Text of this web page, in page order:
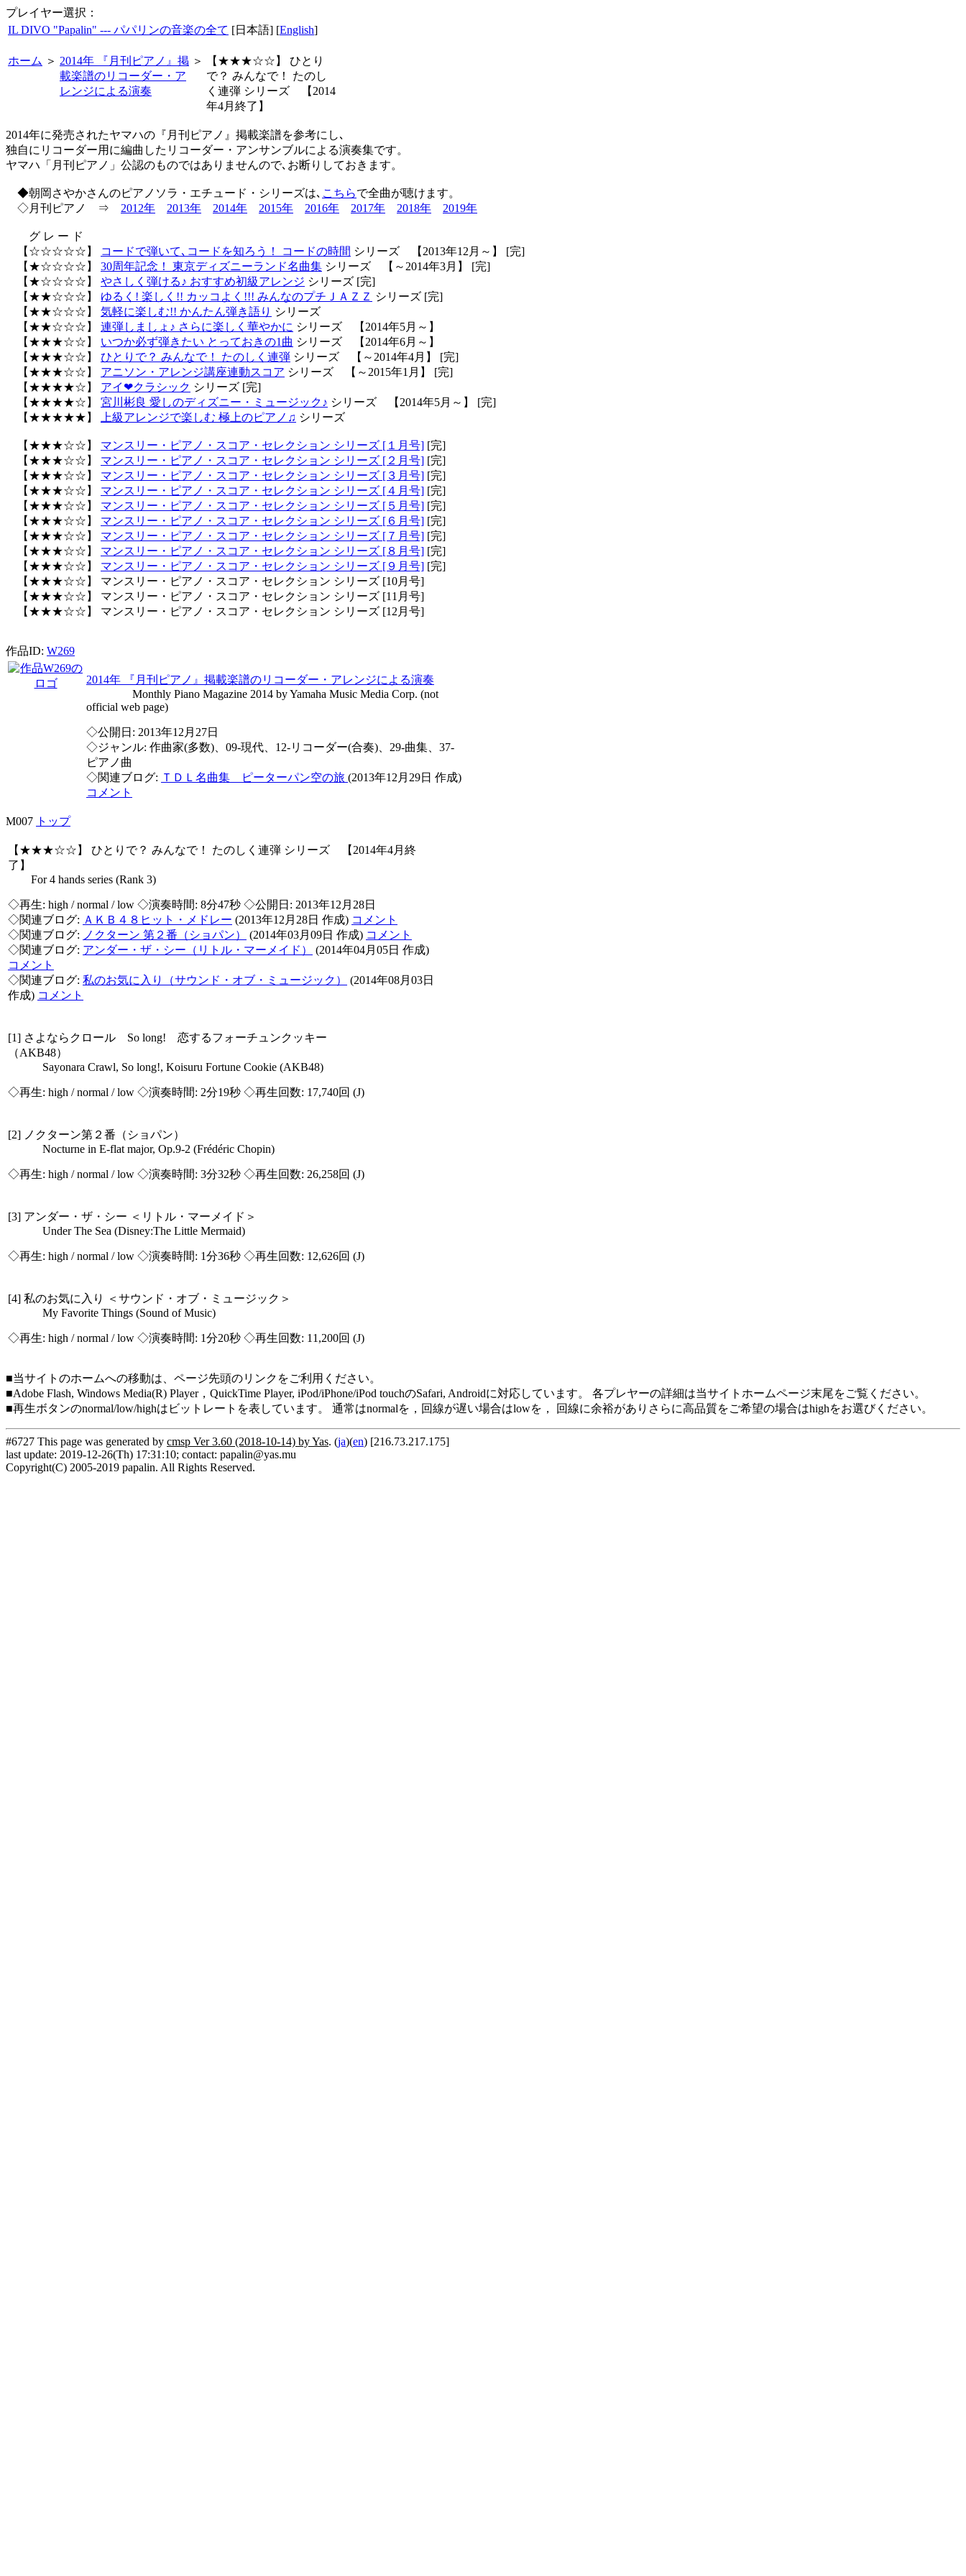
プレイヤー選択：
IL DIVO "Papalin" --- パパリンの音楽の全て [日本語] [English]
ホーム ＞ 2014年 『月刊ピアノ』掲
載楽譜のリコーダー・ア
レンジによる演奏
＞
【★★★☆☆】 ひとり
で？ みんなで！ たのし
く連弾 シリーズ 【2014
年4月終了】
2014年に発売されたヤマハの『月刊ピアノ』掲載楽譜を参考にし､
独自にリコーダー用に編曲したリコーダー・アンサンブルによる演奏集です。
ヤマハ「月刊ピアノ」公認のものではありませんので､お断りしておきます。
◆朝岡さやかさんのピアノソラ・エチュード・シリーズは､ こちらで全曲が聴けます。
◇月刊ピアノ ⇒ 2012年 2013年 2014年 2015年 2016年 2017年 2018年 2019年
グ レ ー ド
【☆☆☆☆☆】
コードで弾いて､コードを知ろう！ コードの時間 シリーズ 【2013年12月～】 [完]
【★☆☆☆☆】 30周年記念！ 東京ディズニーランド名曲集 シリーズ 【～2014年3月】 [完]
【★☆☆☆☆】 やさしく弾ける♪ おすすめ初級アレンジ シリーズ [完]
【★★☆☆☆】 ゆるく! 楽しく!! カッコよく!!! みんなのプチＪＡＺＺ シリーズ [完]
【★★☆☆☆】 気軽に楽しむ!! かんたん弾き語り シリーズ
【★★☆☆☆】 連弾しましょ♪ さらに楽しく華やかに シリーズ 【2014年5月～】
【★★★☆☆】 いつか必ず弾きたい とっておきの1曲 シリーズ 【2014年6月～】
【★★★☆☆】 ひとりで？ みんなで！ たのしく連弾 シリーズ 【～2014年4月】 [完]
【★★★☆☆】 アニソン・アレンジ講座連動スコア シリーズ 【～2015年1月】 [完]
【★★★★☆】 アイ❤クラシック シリーズ [完]
【★★★★☆】 宮川彬良 愛しのディズニー・ミュージック♪ シリーズ 【2014年5月～】 [完]
【★★★★★】
上級アレンジで楽しむ 極上のピアノ♫ シリーズ
【★★★☆☆】 マンスリー・ピアノ・スコア・セレクション シリーズ [１月号] [完]
【★★★☆☆】 マンスリー・ピアノ・スコア・セレクション シリーズ [２月号] [完]
【★★★☆☆】 マンスリー・ピアノ・スコア・セレクション シリーズ [３月号] [完]
【★★★☆☆】 マンスリー・ピアノ・スコア・セレクション シリーズ [４月号] [完]
【★★★☆☆】 マンスリー・ピアノ・スコア・セレクション シリーズ [５月号] [完]
【★★★☆☆】 マンスリー・ピアノ・スコア・セレクション シリーズ [６月号] [完]
【★★★☆☆】 マンスリー・ピアノ・スコア・セレクション シリーズ [７月号] [完]
【★★★☆☆】 マンスリー・ピアノ・スコア・セレクション シリーズ [８月号] [完]
【★★★☆☆】 マンスリー・ピアノ・スコア・セレクション シリーズ [９月号] [完]
【★★★☆☆】 マンスリー・ピアノ・スコア・セレクション シリーズ [10月号]
【★★★☆☆】 マンスリー・ピアノ・スコア・セレクション シリーズ [11月号]
【★★★☆☆】 マンスリー・ピアノ・スコア・セレクション シリーズ [12月号]
作品ID: W269
2014年 『月刊ピアノ』掲載楽譜のリコーダー・アレンジによる演奏
Monthly Piano Magazine 2014 by Yamaha Music Media Corp. (not
official web page)
◇公開日: 2013年12月27日
◇ジャンル: 作曲家(多数)、09-現代、12-リコーダー(合奏)、29-曲集、37-
ピアノ曲
◇関連ブログ: ＴＤＬ名曲集 ピーターパン空の旅 (2013年12月29日 作成)
コメント
M007 トップ
【★★★☆☆】 ひとりで？ みんなで！ たのしく連弾 シリーズ 【2014年4月終
了】
For 4 hands series (Rank 3)
◇再生: high / normal / low ◇演奏時間: 8分47秒 ◇公開日: 2013年12月28日
◇関連ブログ: ＡＫＢ４８ヒット・メドレー (2013年12月28日 作成) コメント
◇関連ブログ: ノクターン 第２番（ショパン） (2014年03月09日 作成) コメント
◇関連ブログ: アンダー・ザ・シー（リトル・マーメイド）
(2014年04月05日 作成)
コメント
◇関連ブログ: 私のお気に入り（サウンド・オブ・ミュージック）
(2014年08月03日
作成) コメント
[1] さよならクロール So long! 恋するフォーチュンクッキー
（AKB48）
Sayonara Crawl, So long!, Koisuru Fortune Cookie (AKB48)
◇再生: high / normal / low ◇演奏時間: 2分19秒 ◇再生回数: 17,740回 (J)
[2] ノクターン第２番（ショパン）
Nocturne in E-flat major, Op.9-2 (Frédéric Chopin)
◇再生: high / normal / low ◇演奏時間: 3分32秒 ◇再生回数: 26,258回 (J)
[3] アンダー・ザ・シー ＜リトル・マーメイド＞
Under The Sea (Disney:The Little Mermaid)
◇再生: high / normal / low ◇演奏時間: 1分36秒 ◇再生回数: 12,626回 (J)
[4] 私のお気に入り ＜サウンド・オブ・ミュージック＞
My Favorite Things (Sound of Music)
◇再生: high / normal / low ◇演奏時間: 1分20秒 ◇再生回数: 11,200回 (J)
■当サイトのホームへの移動は、ページ先頭のリンクをご利用ください。
■Adobe Flash, Windows Media(R) Player，QuickTime Player, iPod/iPhone/iPod touchのSafari, Androidに対応しています。 各プレヤーの詳細は当サイトホームページ末尾をご覧ください。
■再生ボタンのnormal/low/highはビットレートを表しています。 通常はnormalを，回線が遅い場合はlowを， 回線に余裕がありさらに高品質をご希望の場合はhighをお選びください。
#6727 This page was generated by cmsp Ver 3.60 (2018-10-14) by Yas. (ja)(en) [216.73.217.175]
last update: 2019-12-26(Th) 17:31:10; contact: papalin@yas.mu
Copyright(C) 2005-2019 papalin. All Rights Reserved.